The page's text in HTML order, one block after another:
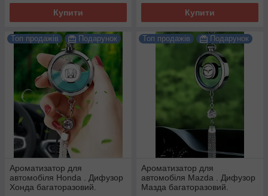
Купити Купити
Топ продажів Подарунок
Ароматизатор для
автомобіля Honda . Дифузор
Хонда багаторазовий.
Топ продажів Подарунок
Ароматизатор для
автомобіля Mazda . Дифузор
Мазда багаторазовий.